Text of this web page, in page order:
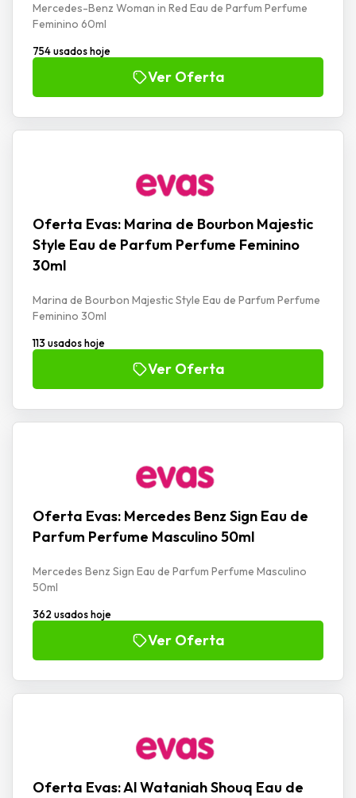
Mercedes-Benz Woman in Red Eau de Parfum Perfume
Feminino 60ml
754 usados hoje
Ver Oferta
Oferta Evas: Marina de Bourbon Majestic
Style Eau de Parfum Perfume Feminino
30ml
Marina de Bourbon Majestic Style Eau de Parfum Perfume
Feminino 30ml
113 usados hoje
Ver Oferta
Oferta Evas: Mercedes Benz Sign Eau de
Parfum Perfume Masculino 50ml
Mercedes Benz Sign Eau de Parfum Perfume Masculino
50ml
362 usados hoje
Ver Oferta
Oferta Evas: Al Wataniah Shouq Eau de